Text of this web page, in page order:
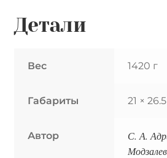
Детали
Вес 1420 г
Габариты 21 ×
Автор
С. А.